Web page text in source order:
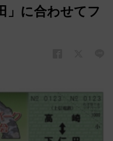
」に合わせてフ